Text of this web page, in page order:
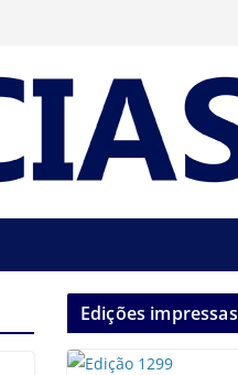
Edições impressas